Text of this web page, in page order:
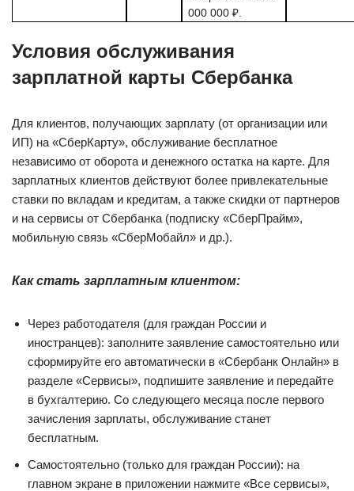
000 000 ₽.
Условия обслуживания
зарплатной карты Сбербанка
Для клиентов, получающих зарплату (от организации или
ИП) на «СберКарту», обслуживание бесплатное
независимо от оборота и денежного остатка на карте. Для
зарплатных клиентов действуют более привлекательные
ставки по вкладам и кредитам, а также скидки от партнеров
и на сервисы от Сбербанка (подписку «СберПрайм»,
мобильную связь «СберМобайл» и др.).
Как стать зарплатным клиентом:
Через работодателя (для граждан России и
иностранцев): заполните заявление самостоятельно или
сформируйте его автоматически в «Сбербанк Онлайн» в
разделе «Сервисы», подпишите заявление и передайте
в бухгалтерию. Со следующего месяца после первого
зачисления зарплаты, обслуживание станет
бесплатным.
Самостоятельно (только для граждан России): на
главном экране в приложении нажмите «Все сервисы»,